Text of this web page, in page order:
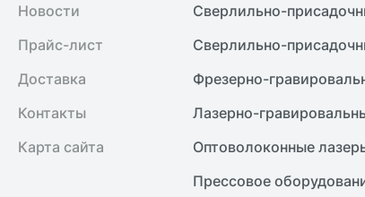
Новости
Прайс-лист
Доставка
Контакты
Карта сайта
Сверлильно-
Сверлильно-
Фрезерно-
Лазерно-
Оптоволоконные
Прессовое